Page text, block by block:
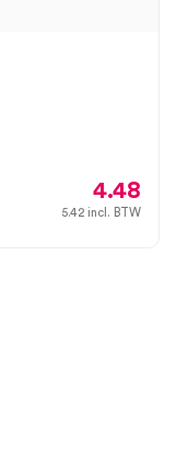
4.48
5.42 incl. BTW